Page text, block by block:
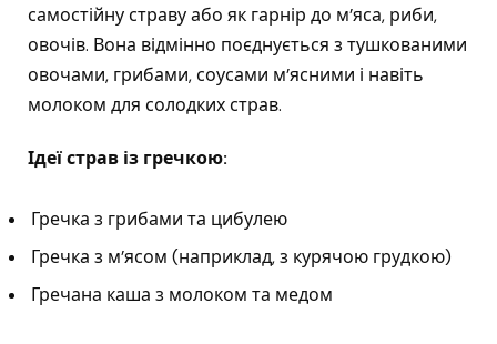
самостійну страву або як гарнір до м’яса, риби,
овочів. Вона відмінно поєднується з тушкованими
овочами, грибами, соусами м’ясними і навіть
молоком для солодких страв.
Ідеї ​​страв із гречкою:
Гречка з грибами та цибулею
Гречка з м’ясом (наприклад, з курячою грудкою)
Гречана каша з молоком та медом